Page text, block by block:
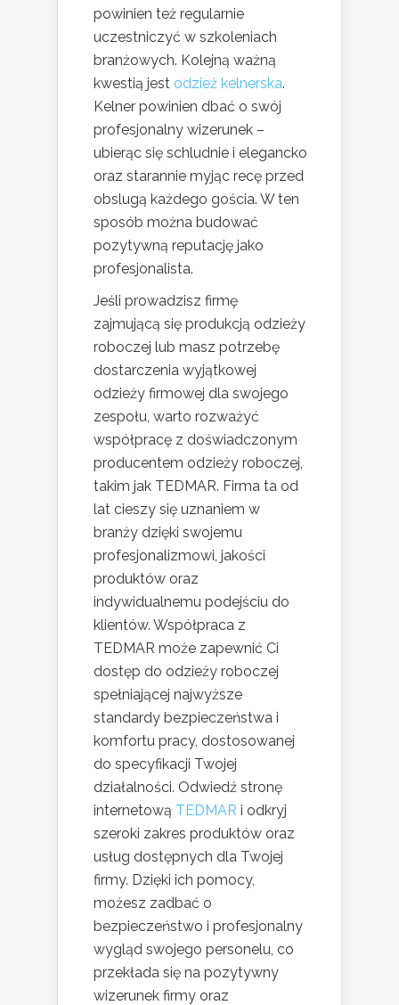
powinien też regularnie
uczestniczyć w szkoleniach
branżowych. Kolejną ważną
kwestią jest odzież kelnerska.
Kelner powinien dbać o swój
profesjonalny wizerunek –
ubierąc się schludnie i elegancko
oraz starannie myjąc recę przed
obslugą każdego gościa. W ten
sposób można budować
pozytywną reputację jako
profesjonalista.
Jeśli prowadzisz firmę
zajmującą się produkcją odzieży
roboczej lub masz potrzebę
dostarczenia wyjątkowej
odzieży firmowej dla swojego
zespołu, warto rozważyć
współpracę z doświadczonym
producentem odzieży roboczej,
takim jak TEDMAR. Firma ta od
lat cieszy się uznaniem w
branży dzięki swojemu
profesjonalizmowi, jakości
produktów oraz
indywidualnemu podejściu do
klientów. Współpraca z
TEDMAR może zapewnić Ci
dostęp do odzieży roboczej
spełniającej najwyższe
standardy bezpieczeństwa i
komfortu pracy, dostosowanej
do specyfikacji Twojej
działalności. Odwiedź stronę
internetową TEDMAR i odkryj
szeroki zakres produktów oraz
usług dostępnych dla Twojej
firmy. Dzięki ich pomocy,
możesz zadbać o
bezpieczeństwo i profesjonalny
wygląd swojego personelu, co
przekłada się na pozytywny
wizerunek firmy oraz